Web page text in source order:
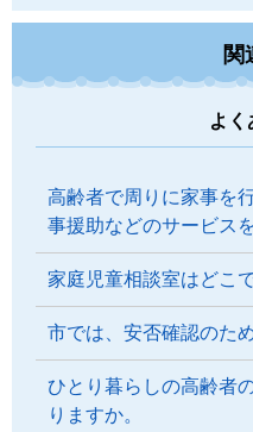
関
よく
高齢者で周りに家事を
事援助などのサービス
家庭児童相談室はどこで
市では、安否確認のた
ひとり暮らしの高齢者
りますか。